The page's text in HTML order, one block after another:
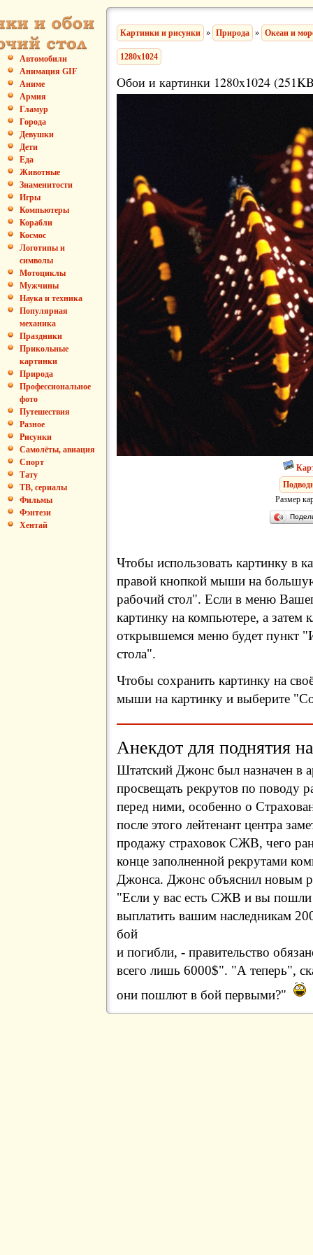
Автомобили
Анимация GIF
Аниме
Армия
Гламур
Города
Девушки
Дети
Еда
Животные
Знаменитости
Игры
Компьютеры
Корабли
Космос
Логотипы и
символы
Мотоциклы
Мужчины
Наука и техника
Популярная
механика
Праздники
Прикольные
картинки
Природа
Профессиональное
фото
Путешествия
Разное
Рисунки
Самолёты, авиация
Спорт
Тату
ТВ, сериалы
Фильмы
Фэнтези
Хентай
Картинки и рисунки » Природа » Океан и
1280x1024
Обои и картинки 1280x1024
Размер
Чтобы использовать картинку в
правой кнопкой мыши на
рабочий стол". Если в меню
картинку на компьютере, а затем
открывшемся меню будет пункт
стола".
Чтобы сохранить картинку на
мыши на картинку и выберите
Анекдот для поднятия
Штатский Джонс был назначен в
просвещать рекрутов по поводу
перед ними, особенно о
после этого лейтенант центра
продажу страховок СЖВ, чего
конце заполненной рекрутами
Джонса. Джонс объяснил новым
"Если у вас есть СЖВ и вы пошли
выплатить вашим наследникам
бой
и погибли, - правительство
всего лишь 6000$". "А теперь",
они пошлют в бой первыми?"